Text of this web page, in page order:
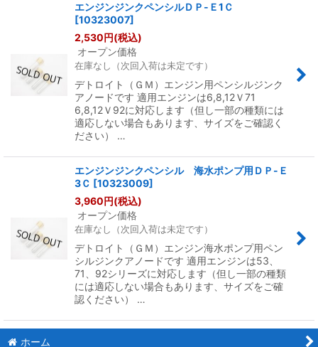
エンジンジンクペンシルＤＰ-Ｅ1Ｃ
[10323007]
2,530円(税込)
オープン価格
在庫なし（次回入荷は未定です）
デトロイト（ＧＭ）エンジン用ペンシルジンク
アノードです 適用エンジンは6,8,12Ｖ71
6,8,12Ｖ92に対応します（但し一部の種類には
適応しない場合もあります、サイズをご確認く
ださい） …
エンジンジンクペンシル 海水ポンプ用ＤＰ-Ｅ
3Ｃ [10323009]
3,960円(税込)
オープン価格
在庫なし（次回入荷は未定です）
デトロイト（ＧＭ）エンジン海水ポンプ用ペン
シルジンクアノードです 適用エンジンは53、
71、92シリーズに対応します（但し一部の種類
には適応しない場合もあります、サイズをご確
認ください） …
ホーム